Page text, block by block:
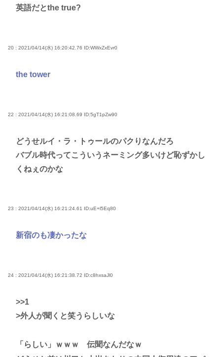
英語だとthe true?
20 : 2021/04/14(水) 16:20:42.76 ID:WWxZxEvr0
the tower
22 : 2021/04/14(水) 16:21:08.69 ID:5gT1pZw90
どうせルイ・ラ・トゥールのパクりなんだろ
バブル時代ってこういうネーミング多いけど恥ずかし
くねぇのかな
23 : 2021/04/14(水) 16:21:24.61 ID:uE+l5Eq80
新宿のも凄かったな
24 : 2021/04/14(水) 16:21:38.72 ID:c8hxsaJl0
>>1
>外人が聞くと笑うらしいな
「らしい」ｗｗｗ 伝聞なんだなｗ